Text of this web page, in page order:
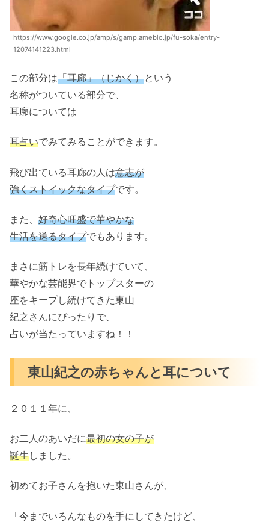
https://www.google.co.jp/amp/s/gamp.ameblo.jp/fu-soka/entry-
12074141223.html
この部分は「耳廊」（じかく）という
名称がついている部分で、
耳廓については
耳占いでみてみることができます。
飛び出ている耳廊の人は意志が
強くストイックなタイプです。
また、 好奇心旺盛で華やかな
生活を送るタイプでもあります。
まさに筋トレを長年続けていて、
華やかな芸能界でトップスターの
座をキープし続けてきた東山
紀之さんにぴったりで、
占いが当たっていますね！！
東山紀之の赤ちゃんと耳について
２０１１年に、
お二人のあいだに最初の女の子が
誕生しました。
初めてお子さんを抱いた東山さんが、
「今までいろんなものを手にしてきたけど、